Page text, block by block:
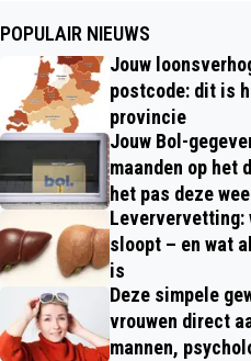
POPULAIR NIEUWS
Jouw
postcode: dit is
provincie
Jouw Bol-
maanden op het
het pas deze
Leververvetting:
sloopt – en wat
is
Deze simpele
vrouwen direct
mannen,